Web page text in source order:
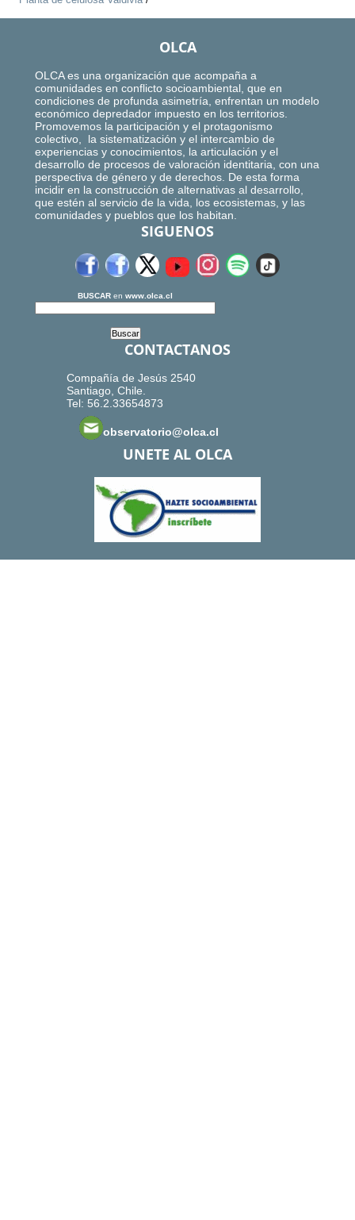
OLCA
OLCA es una organización que acompaña a
comunidades en conflicto socioambiental, que en
condiciones de profunda asimetría, enfrentan un modelo
económico depredador impuesto en los territorios.
Promovemos la participación y el protagonismo
colectivo, la sistematización y el intercambio de
experiencias y conocimientos, la articulación y el
desarrollo de procesos de valoración identitaria, con una
perspectiva de género y de derechos. De esta forma
incidir en la construcción de alternativas al desarrollo,
que estén al servicio de la vida, los ecosistemas, y las
comunidades y pueblos que los habitan.
SIGUENOS
BUSCAR en www.olca.cl
CONTACTANOS
Compañía de Jesús 2540
Santiago, Chile.
Tel: 56.2.33654873
observatorio@olca.cl
UNETE AL OLCA